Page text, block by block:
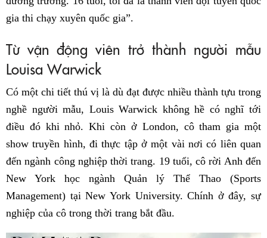
gia thi chạy xuyên quốc gia”.
Từ vận động viên trở thành người mẫu
Louisa Warwick
Có một chi tiết thú vị là dù đạt được nhiều thành tựu trong
nghề người mẫu, Louis Warwick không hề có nghĩ tới
điều đó khi nhỏ. Khi còn ở London, cô tham gia một
show truyền hình, đi thực tập ở một vài nơi có liên quan
đến ngành công nghiệp thời trang. 19 tuổi, cô rời Anh đến
New York học ngành Quản lý Thể Thao (Sports
Management) tại New York University. Chính ở đây, sự
nghiệp của cô trong thời trang bắt đầu.